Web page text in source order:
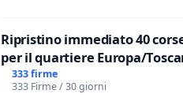
Ripristino immediato 40
per il quartiere Europa/
di Aprilia
333 firme
333 Firme / 30 giorni